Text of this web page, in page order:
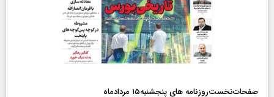
صفحات‌نخست‌روزنامه ها‌ی پنجشنبه‌۱۵ مردادماه